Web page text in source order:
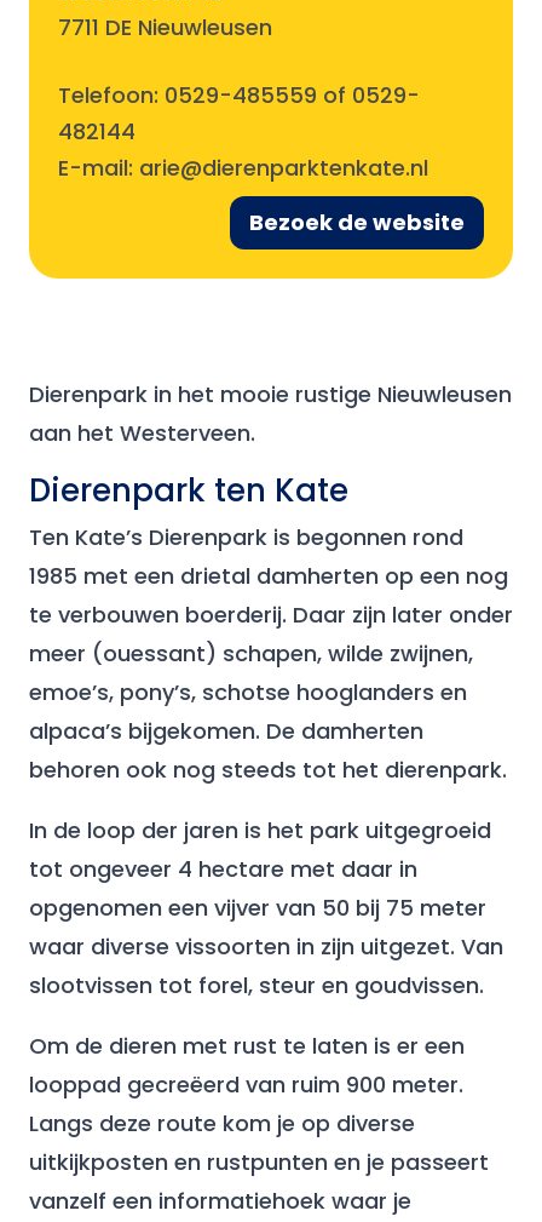
7711 DE Nieuwleusen
Telefoon: 0529-485559 of 0529-
482144
E-mail: arie@dierenparktenkate.nl
Bezoek de website
Dierenpark in het mooie rustige Nieuwleusen
aan het Westerveen.
Dierenpark ten Kate
Ten Kate’s Dierenpark is begonnen rond
1985 met een drietal damherten op een nog
te verbouwen boerderij. Daar zijn later onder
meer (ouessant) schapen, wilde zwijnen,
emoe’s, pony’s, schotse hooglanders en
alpaca’s bijgekomen. De damherten
behoren ook nog steeds tot het dierenpark.
In de loop der jaren is het park uitgegroeid
tot ongeveer 4 hectare met daar in
opgenomen een vijver van 50 bij 75 meter
waar diverse vissoorten in zijn uitgezet. Van
slootvissen tot forel, steur en goudvissen.
Om de dieren met rust te laten is er een
looppad gecreëerd van ruim 900 meter.
Langs deze route kom je op diverse
uitkijkposten en rustpunten en je passeert
vanzelf een informatiehoek waar je